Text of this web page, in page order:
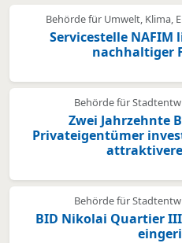
Behörde für Umwelt, Klima,
Servicestelle
nachhaltiger
Behörde für
Zwei Jahrzehnte
Privateigentümer
Behörde für
BID Nikolai Quartier